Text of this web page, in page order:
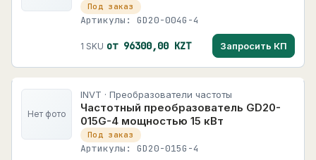
Под заказ
Артикулы: GD20-004G-4
1 SKU от 96300,00 KZT Запросить КП
Нет фото
INVT · Преобразователи частоты
Частотный преобразователь GD20-
015G-4 мощностью 15 кВт
Под заказ
Артикулы: GD20-015G-4